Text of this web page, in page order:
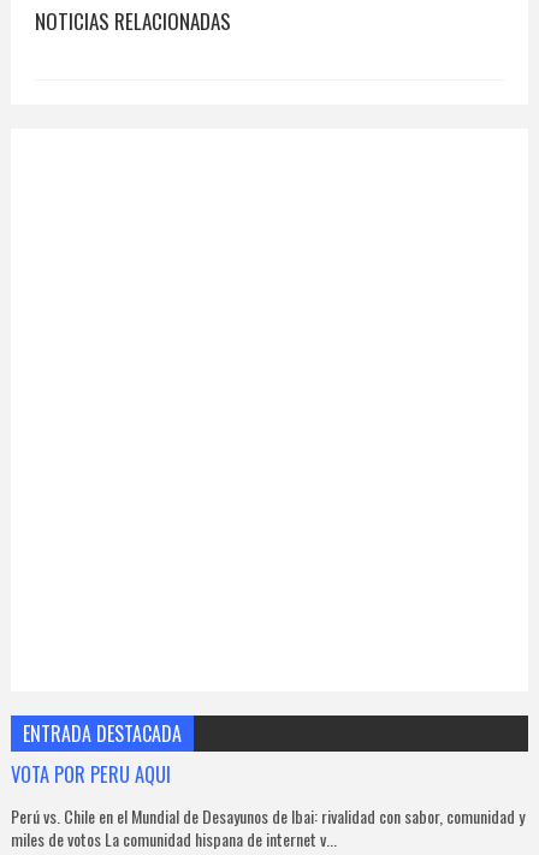
NOTICIAS RELACIONADAS
ENTRADA DESTACADA
VOTA POR PERU AQUI
Perú vs. Chile en el Mundial de Desayunos de Ibai: rivalidad con sabor, comunidad y
miles de votos La comunidad hispana de internet v...